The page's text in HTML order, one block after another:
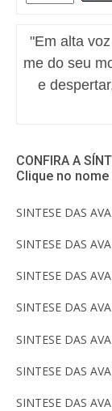
"Em alta
me do seu
e
CONFIRA A
Clique no
SINTESE DAS
SINTESE DAS
SINTESE DAS
SINTESE DAS
SINTESE DAS
SINTESE DAS
SINTESE DAS